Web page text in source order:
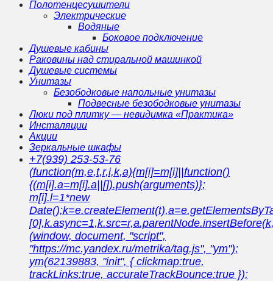
Полотенцесушители
Электрические
Водяные
Боковое подключение
Душевые кабины
Раковины над стиральной машинкой
Душевые системы
Унитазы
Безободковые напольные унитазы
Подвесные безободковые унитазы
Люки под плитку — невидимка «Практика»
Инсталяции
Акции
Зеркальные шкафы
+7(939) 253-53-76
(function(m,e,t,r,i,k,a){m[i]=m[i]||function()
{(m[i].a=m[i].a||[]).push(arguments)};
m[i].l=1*new
(window, document, "script",
"https://mc.yandex.ru/metrika/tag.js", "ym");
ym(62139883, "init", { clickmap:true,
trackLinks:true, accurateTrackBounce:true });